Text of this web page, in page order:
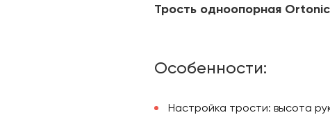
Трость одноопорная
Особенности:
Настройка трости: высота